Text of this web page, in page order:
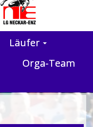
Läufer
Orga-Team